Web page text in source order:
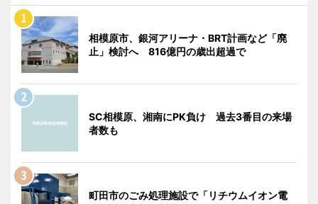
相模原市、銀河アリーナ・BRT計画など「廃
止」検討へ 816億円の歳出超過で
SC相模原、湘南にPK負け 過去3番目の来場
者数も
町田市のごみ処理施設で「リチウムイオン電